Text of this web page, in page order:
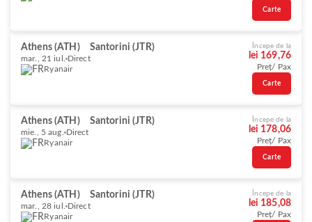
Carte
Athens (ATH) Santorini (JTR)
mar., 21 iul.
Direct
Ryanair
Începe de la
lei 169,76
Preț/ Pax
Carte
Athens (ATH) Santorini (JTR)
mie., 5 aug. Direct
Ryanair
Începe de la
lei 178,06
Preț/ Pax
Carte
Athens (ATH) Santorini (JTR)
mar., 28 iul.
Direct
Ryanair
Începe de la
lei 185,08
Preț/ Pax